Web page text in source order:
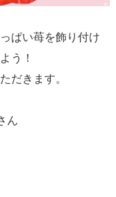
ぱい苺を飾り付け
う！
だきます。
ん